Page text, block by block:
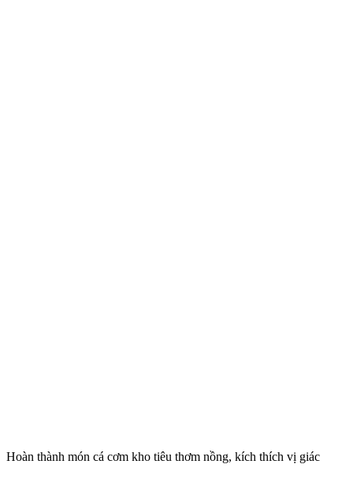
Hoàn thành món cá cơm kho tiêu thơm nồng, kích thích vị giác